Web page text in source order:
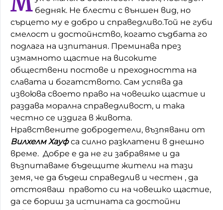
Домашен любимец
Питаме Ви
До ре ми
бедняк. Не блести с външен вид, но
сърцето му е добро и справедливо.Той не губи
смелост и достойнство, когато съдбата го
подлага на изпитания. Преминава през
измамното щастие на високите
обществени постове и преходността на
славата и богатството. Сам успява да
извоюва своето право на човешко щастие и
раздава морална справедливост, и така
честно се издига в живота.
Нравствените добродетели, възпявани от
Вилхелм Хауфса силно разклатени в днешно
време. Добре е да не ги забравяме и да
възпитаваме бъдещите жители на тази
земя, че да бъдеш справедлив и честен , да
отстояваш правото си на човешко щастие,
да се бориш за истината са достойни